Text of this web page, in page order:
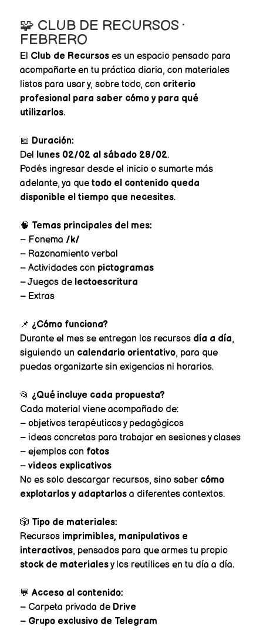
🧩 CLUB DE RECURSOS ·
FEBRERO
El Club de Recursoses un espacio pensado para
acompañarte en tu práctica diaria, con materiales
listos para usar y, sobre todo, con criterio
profesional para saber cómo y para qué
utilizarlos.
📅 Duración:
Del lunes 02/02 al sábado 28/02.
Podés ingresar desde el inicio o sumarte más
adelante, ya que todo el contenido queda
disponible el tiempo que necesites.
🧠 Temas principales del mes:
– Fonema /k/
– Razonamiento verbal
– Actividades con pictogramas
– Juegos de lectoescritura
– Extras
📌 ¿Cómo funciona?
Durante el mes se entregan los recursos día a día,
siguiendo un calendario orientativo, para que
puedas organizarte sin exigencias ni horarios.
📂 ¿Qué incluye cada propuesta?
Cada material viene acompañado de:
– objetivos terapéuticos y pedagógicos
– ideas concretas para trabajar en sesiones y clases
– ejemplos con fotos
– videos explicativos
No es solo descargar recursos, sino saber cómo
explotarlos y adaptarlosa diferentes contextos.
🎲 Tipo de materiales:
Recursos imprimibles, manipulativos e
interactivos, pensados para que armes tu propio
stock de materialesy los reutilices en tu día a día.
💬 Acceso al contenido:
– Carpeta privada de Drive
– Grupo exclusivo de Telegram